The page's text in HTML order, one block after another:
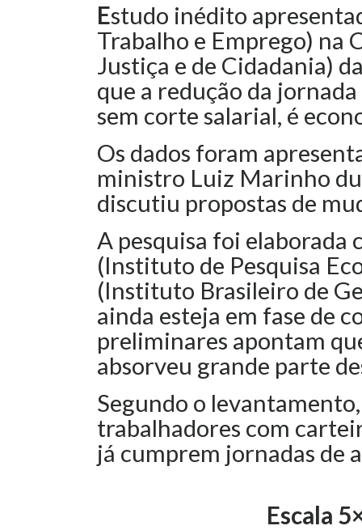
Estudo inédito
Trabalho e Emprego) na
Justiça e de Cidadania)
que a redução da
sem corte salarial, é
Os dados foram
ministro Luiz Marinho
discutiu propostas de
A pesquisa foi elaborada
(Instituto de Pesquisa
(Instituto Brasileiro de
ainda esteja em fase de
preliminares apontam
absorveu grande parte
Segundo o
trabalhadores com
já cumprem jornadas de
Escala